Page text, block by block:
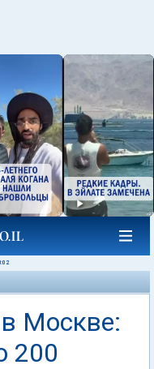
Москве:
200